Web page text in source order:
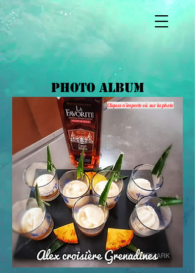
Photo album
Cliques n'importe où sur la photo